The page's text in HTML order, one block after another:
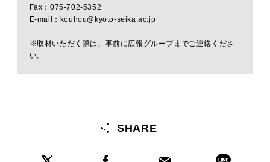
Fax：075-702-5352
E-mail：kouhou@kyoto-seika.ac.jp
※取材いただく際は、事前に広報グループまでご連絡くださ
い。
SHARE